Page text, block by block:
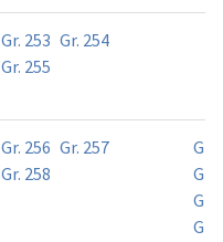
Gr. 253 Gr. 254
Gr. 255
Gr. 256 Gr. 257
Gr. 258
Gr.
Gr.
Gr.
Gr.